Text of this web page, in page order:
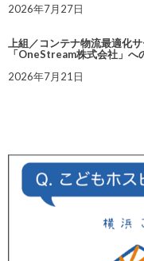
2026年7月27日
上組／コンテナ物流最適化
「OneStream株式会社」へ
2026年7月21日